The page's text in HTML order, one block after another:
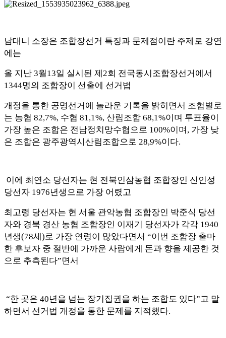
남대니 소장은 조합장선거 특징과 문제점이란 주제로 강연
에는
올 지난 3월13일 실시된 제 2회 전국동시조합장선거에서
1344명의 조합장이 선출에 선거법
개정을 통한 공명선거에 놀라운 기록을 밝히면서 조헙별로
는 농협 82,7%, 수협 81,1%, 산림조합 68,1%이며 투표율이
가장 높은 조합은 전남정치망수협으로 100%이며 , 가장 낮
은 조합은 광주광역시산림조합으로 28,9%이다.
이에 최연소 당선자는 현 전북인삼농협 조합장인 신인성
당선자 1976년생으로 가장 어렸고
최고령 당선자는 현 서울 관악농협 조합장인 박준식 당선
자와 경북 경산 농협 조합장인 이재기 당선자가 각각 1940
년생(78세) 로 가장 연령이 많았다면서 “이번 조합장 출마
한 후보자 중 절반에 가까운 사람에게 돈과 향을 제공한 것
으로 추측된다”면서
“한 곳은 40년을 넘는 장기집권을 하는 조합도 있다”고 말
하면서 선거법 개정을 통한 문제를 지적했다.